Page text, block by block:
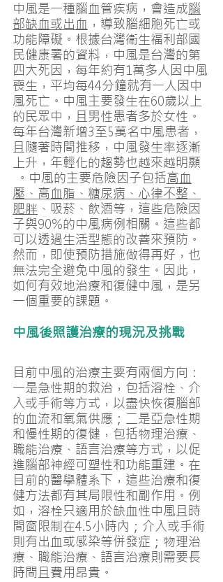
中風是一種腦血管疾病，會造成腦
部缺血或出血 ，導致腦細胞死亡或
功能障礙。根據台灣衛生福利部國
民健康署的資料，中風是台灣的第
四大死因，每年約有1萬多人因中風
喪生，平均每44分鐘就有一人因中
風死亡。中風主要發生在60歲以上
的民眾中，且男性患者多於女性​。
每年台灣新增3至5萬名中風患者，
且隨著時間推移，中風發生率逐漸
上升，年輕化的趨勢也越來越明顯​
。中風的主要危險因子包括高血
壓、高血脂、糖尿病、心律不整、
肥胖 、吸菸、飲酒等，這些危險因
子與90%的中風病例相關​​。這些都
可以透過生活型態的改善來預防。
然而，即使預防措施做得再好，也
無法完全避免中風的發生。因此，
如何有效地治療和復健中風，是另
一個重要的課題。
中風後照護治療的現況及挑戰
目前中風的治療主要有兩個方向：
一是急性期的救治，包括溶栓、介
入或手術等方式，以盡快恢復腦部
的血流和氧氣供應；二是亞急性期
和慢性期的復健，包括物理治療、
職能治療、語言治療等方式，以促
進腦部神經可塑性和功能重建。在
目前的醫學體系下，這些治療和復
健方法都有其局限性和副作用。例
如，溶栓只適用於缺血性中風且時
間窗限制在4.5小時內；介入或手術
則有出血或感染等併發症；物理治
療、職能治療、語言治療則需要長
時間且費用昂貴。